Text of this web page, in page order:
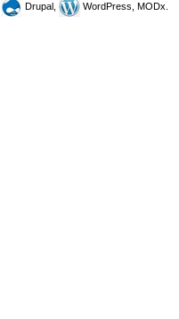
Drupal, WordPress, MODx.